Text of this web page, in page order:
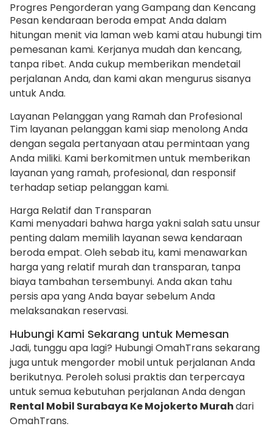
Progres Pengorderan yang Gampang dan Kencang
Pesan kendaraan beroda empat Anda dalam
hitungan menit via laman web kami atau hubungi tim
pemesanan kami. Kerjanya mudah dan kencang,
tanpa ribet. Anda cukup memberikan mendetail
perjalanan Anda, dan kami akan mengurus sisanya
untuk Anda.
Layanan Pelanggan yang Ramah dan Profesional
Tim layanan pelanggan kami siap menolong Anda
dengan segala pertanyaan atau permintaan yang
Anda miliki. Kami berkomitmen untuk memberikan
layanan yang ramah, profesional, dan responsif
terhadap setiap pelanggan kami.
Harga Relatif dan Transparan
Kami menyadari bahwa harga yakni salah satu unsur
penting dalam memilih layanan sewa kendaraan
beroda empat. Oleh sebab itu, kami menawarkan
harga yang relatif murah dan transparan, tanpa
biaya tambahan tersembunyi. Anda akan tahu
persis apa yang Anda bayar sebelum Anda
melaksanakan reservasi.
Hubungi Kami Sekarang untuk Memesan
Jadi, tunggu apa lagi? Hubungi OmahTrans sekarang
juga untuk mengorder mobil untuk perjalanan Anda
berikutnya. Peroleh solusi praktis dan terpercaya
untuk semua kebutuhan perjalanan Anda dengan
Rental Mobil Surabaya Ke Mojokerto Murahdari
OmahTrans.